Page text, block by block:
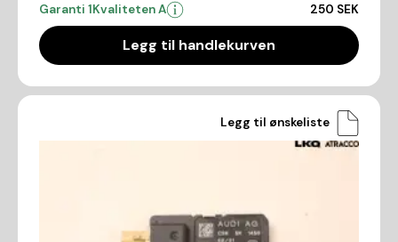
Garanti 1Kvaliteten A 250 SEK
Legg til handlekurven
Legg til ønskeliste